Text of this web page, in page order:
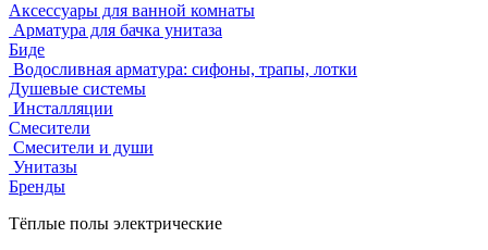
Аксессуары для ванной комнаты
Арматура для бачка унитаза
Биде
Водосливная арматура: сифоны, трапы, лотки
Душевые системы
Инсталляции
Смесители
Смесители и души
Унитазы
Бренды
Тёплые полы электрические